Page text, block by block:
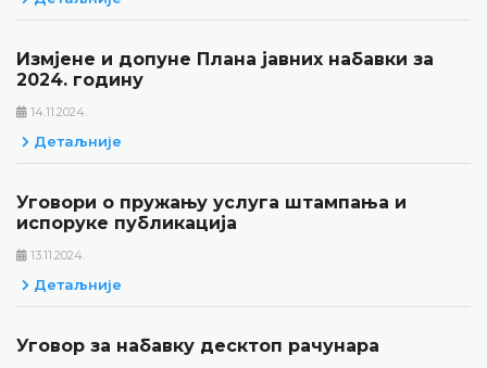
Измјене и допуне Плана јавних набавки за
2024. годину
14.11.2024.
Детаљније
Уговори о пружању услуга штампања и
испоруке публикација
13.11.2024.
Детаљније
Уговор за набавку десктоп рачунара